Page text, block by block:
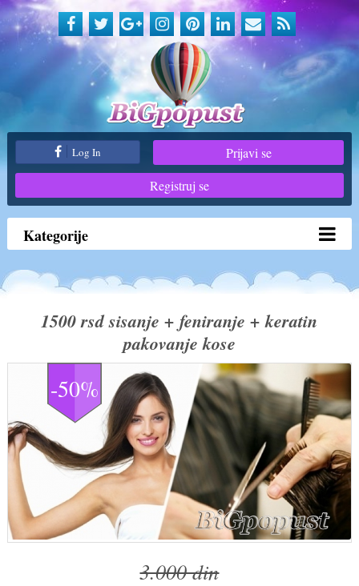
Log In
Prijavi se
Registruj se
Kategorije
1500 rsd sisanje + feniranje + keratin
pakovanje kose
-50%
3.000 din